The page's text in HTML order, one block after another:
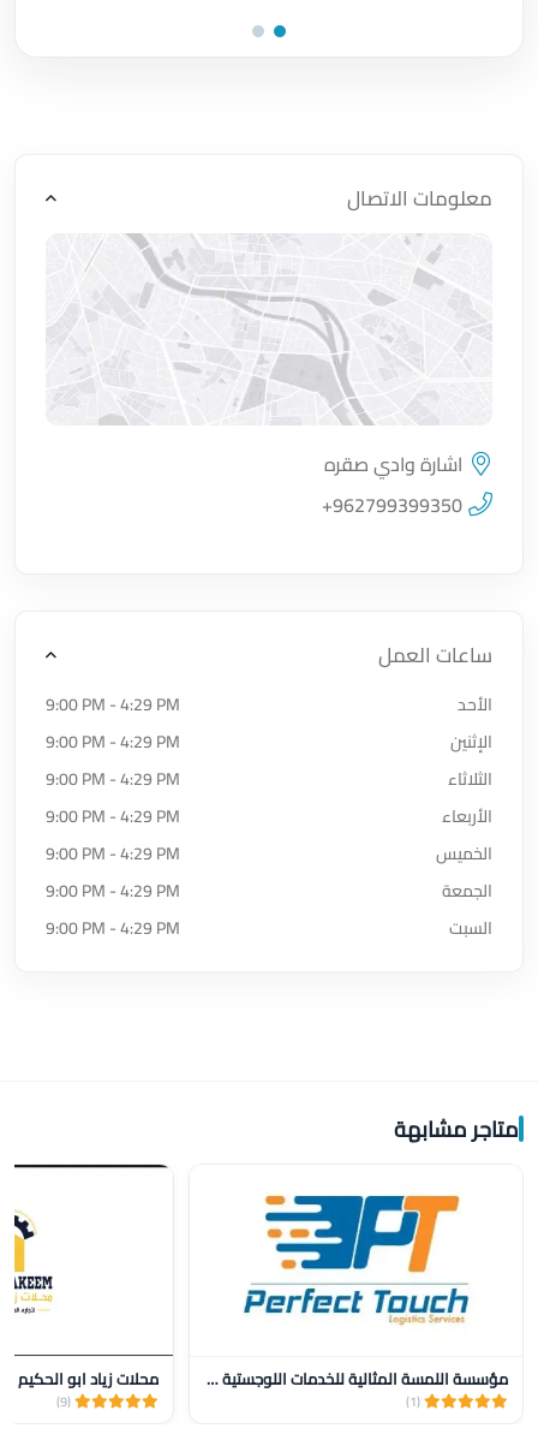
معلومات الاتصال
اضغط لتحميل الموقع
اشارة وادي صقره
+962799399350
ساعات العمل
الأحد
9:00 PM - 4:29 PM
الإثنين
9:00 PM - 4:29 PM
الثلاثاء
9:00 PM - 4:29 PM
الأربعاء
9:00 PM - 4:29 PM
الخميس
9:00 PM - 4:29 PM
الجمعة
9:00 PM - 4:29 PM
السبت
9:00 PM - 4:29 PM
متاجر مشابهة
مؤسسة اللمسة المثالية للخدمات اللوجستية للنقل
(1)
محلات زياد ابو الحكيم
(9)